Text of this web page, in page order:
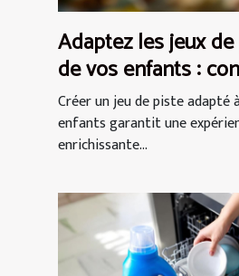
Adaptez les jeux
de vos enfants :
pratiques
Créer un jeu de piste adapté
enfants garantit une
enrichissante...